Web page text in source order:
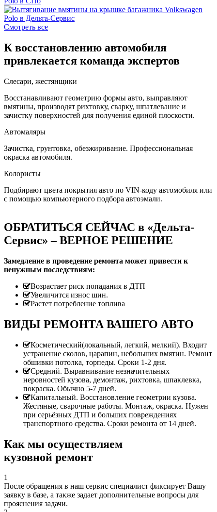
Смотреть все
К восстановлению автомобиля
привлекается команда экспертов
Слесари, жестянщики
Восстанавливают геометрию формы авто, выправляют
вмятины, производят рихтовку, сварку, шпатлевание и
зачистку поверхностей для получения единой плоскости.
Автомаляры
Зачистка, грунтовка, обезжиривание. Профессиональная
окраска автомобиля.
Колористы
Подбирают цвета покрытия авто по VIN-коду автомобиля или
с помощью компьютерного подбора автоэмали.
ОБРАТИТЬСЯ СЕЙЧАС в «Дельта-
Сервис» – ВЕРНОЕ РЕШЕНИЕ
Замедление в проведение ремонта может привести к
ненужным последствиям:
Возрастает риск попадания в ДТП
Увеличится износ шин.
Растет потребление топлива
ВИДЫ РЕМОНТА ВАШЕГО АВТО
Косметический(локальный, легкий, мелкий). Входит
устранение сколов, царапин, небольших вмятин. Ремонт
обшивки потолка, торпеды. Сроки 1-2 дня.
Средний. Выравнивание незначительных
неровностей кузова, демонтаж, рихтовка, шпаклевка,
покраска. Обычно 5-7 дней.
Капитальный. Восстановление геометрии кузова.
Жестяные, сварочные работы. Монтаж, окраска. Нужен
при серьёзных ДТП и больших повреждениях
транспортного средства. Сроки ремонта от 14 дней.
Как мы осуществляем
кузовной ремонт
1
После обращения в наш сервис специалист фиксирует Вашу
заявку в базе, а также задает дополнительные вопросы для
прояснения задачи.